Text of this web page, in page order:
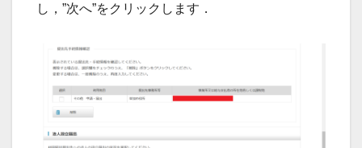
し，”次へ”をクリックします．